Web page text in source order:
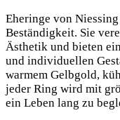
Eheringe von
Beständigkeit. Sie
Ästhetik und bieten
und individuellen
warmem Gelbgold,
jeder Ring wird mit
ein Leben lang zu